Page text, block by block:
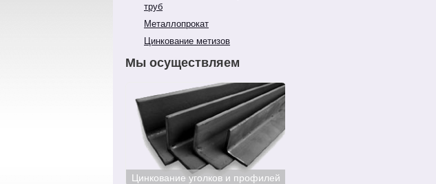
труб
Металлопрокат
Цинкование метизов
Мы осуществляем
Цинкование уголков и профилей